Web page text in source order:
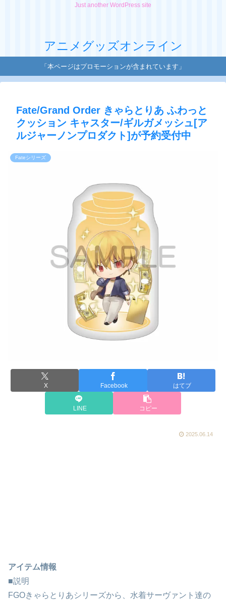
Just another WordPress site
アニメグッズオンライン
「本ページはプロモーションが含まれています」
Fate/Grand Order きゃらとりあ ふわっと
クッション キャスター/ギルガメッシュ[ア
ルジャーノンプロダクト]が予約受付中
Fateシリーズ
X Facebook はてブ
LINE コピー
2025.06.14
アイテム情報
■説明
FGOきゃらとりあシリーズから、水着サーヴァント達の